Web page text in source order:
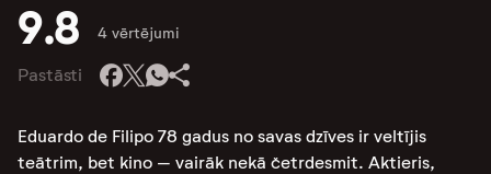
9.8 4 vērtējumi
Pastāsti
Eduardo de Filipo 78 gadus no savas dzīves ir veltījis
teātrim, bet kino – vairāk nekā četrdesmit. Aktieris,